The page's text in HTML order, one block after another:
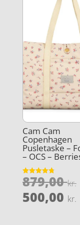
Cam Cam
Copenhagen
Pusletaske –
– OCS –
Vurderet
4.8
879,00kr.
500,00 kr.